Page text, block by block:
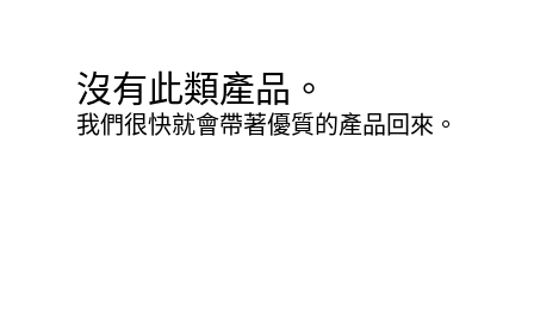
沒有此類產品。
我們很快就會帶著優質的產品回來。